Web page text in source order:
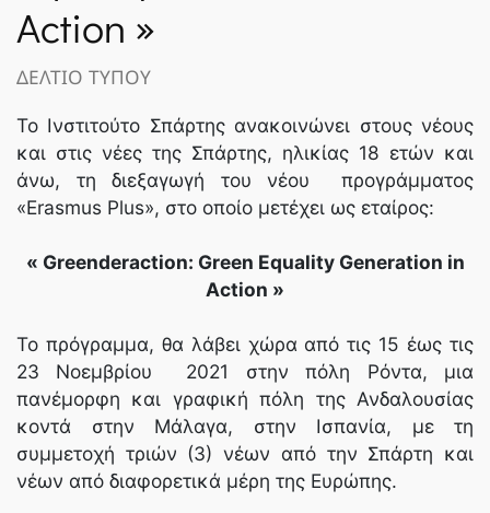
Action »
ΔΕΛΤΙΟ ΤΥΠΟΥ
Το Ινστιτούτο Σπάρτης ανακοινώνει στους νέους
και στις νέες της Σπάρτης, ηλικίας 18 ετών και
άνω, τη διεξαγωγή του νέου προγράμματος
«Erasmus Plus», στο οποίο μετέχει ως εταίρος:
« Greenderaction: Green Equality Generation in
Action »
Το πρόγραμμα, θα λάβει χώρα από τις 15 έως τις
23 Νοεμβρίου 2021 στην πόλη Ρόντα, μια
πανέμορφη και γραφική πόλη της Ανδαλουσίας
κοντά στην Μάλαγα, στην Ισπανία, με τη
συμμετοχή τριών (3) νέων από την Σπάρτη και
νέων από διαφορετικά μέρη της Ευρώπης.